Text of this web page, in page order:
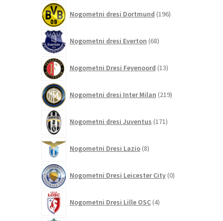
Nogometni dresi Dortmund 196izdelkov
Nogometni dresi Everton 68izdelkov
Nogometni Dresi Feyenoord 13izdelkov
Nogometni dresi Inter Milan 219izdelkov
Nogometni dresi Juventus 171izdelkov
Nogometni Dresi Lazio 8izdelkov
Nogometni Dresi Leicester City 0izdelkov
Nogometni Dresi Lille OSC 4izdelki